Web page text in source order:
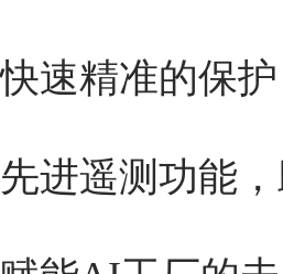
快速精准的保
先进遥测功能